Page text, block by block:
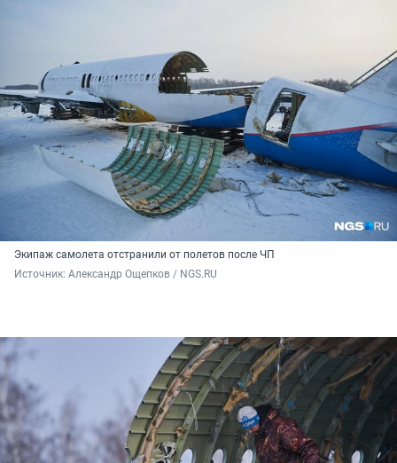
Экипаж самолета отстранили от полетов после ЧП
Источник: Александр Ощепков / NGS.RU